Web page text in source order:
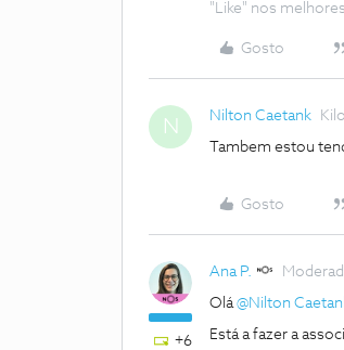
"Like" nos
Gosto
N Nilton Caetank
Tambem estou
Gosto
+6
Ana P.
Olá@Nilton
Está a fazer a